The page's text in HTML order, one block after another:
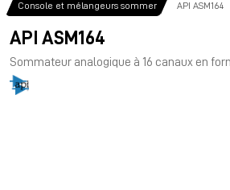
Console et mélangeurs sommer API ASM164
API ASM164
Sommateur analogique à 16 canaux en